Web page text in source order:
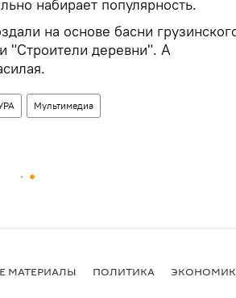
набирает популярность.
на основе басни
"Строители деревни". А
Мультимедиа
МАТЕРИАЛЫ ПОЛИТИКА